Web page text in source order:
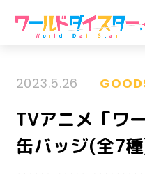
2023.5.26
TVアニメ「ワ
缶バッジ(全7